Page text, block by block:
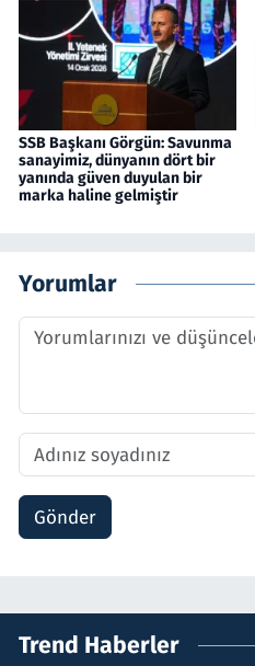
SSB Başkanı Görgün: Savunma
sanayimiz, dünyanın dört bir
yanında güven duyulan bir
marka haline gelmiştir
Yorumlar
Gönder
Trend Haberler